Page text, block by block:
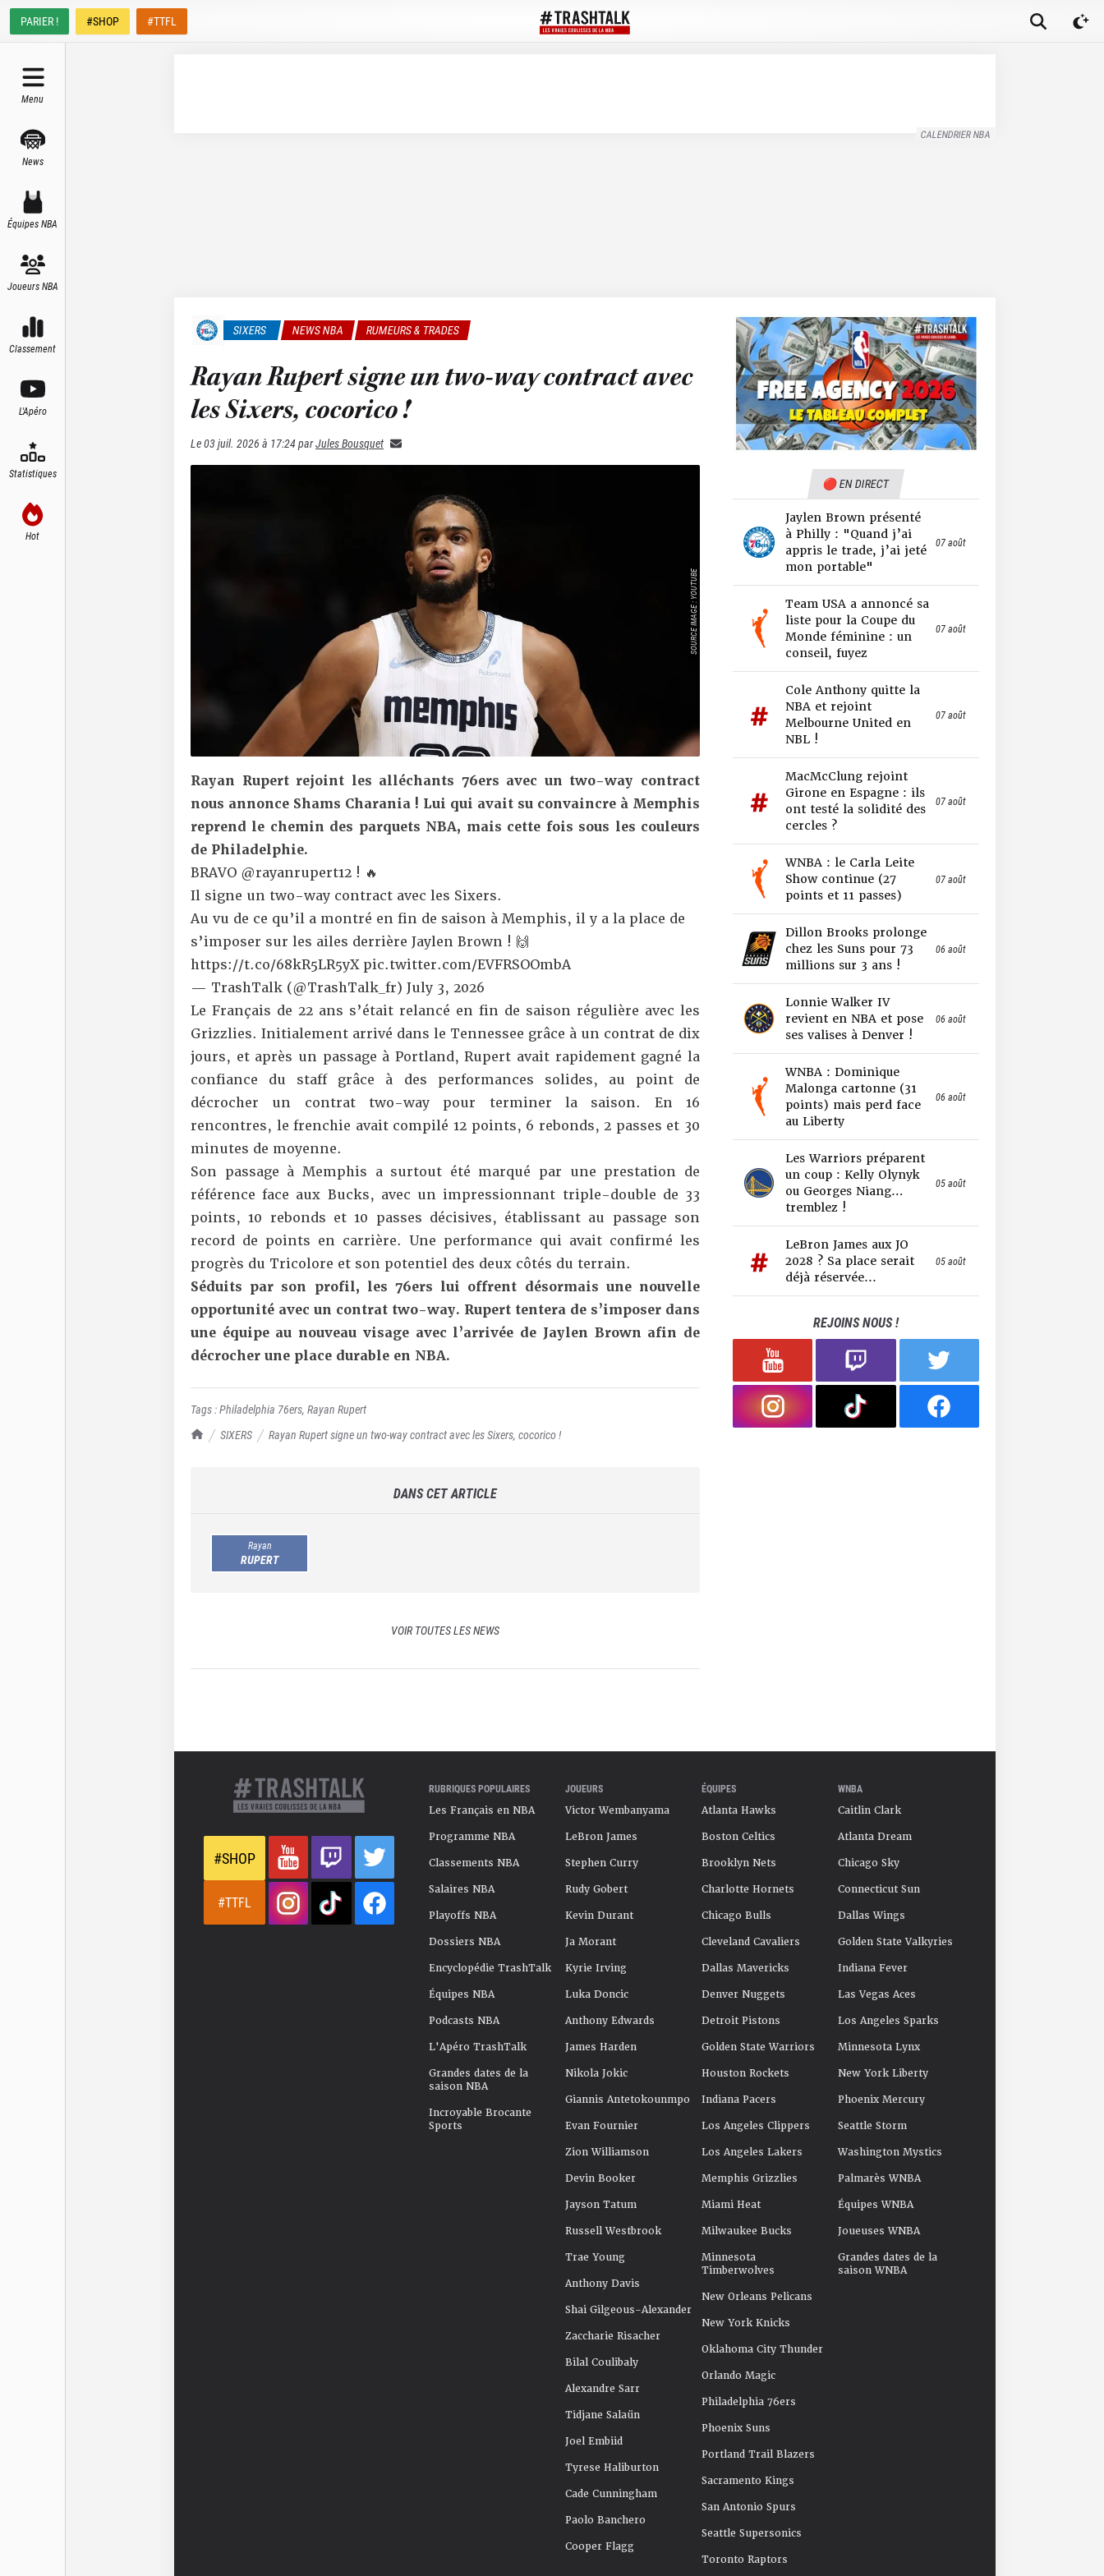
PARIER ! #SHOP #TTFL
Menu
News
Équipes NBA
Joueurs NBA
Classement
L'Apéro
Statistiques
Hot
CALENDRIER NBA
TrashTalk Actu NBA
SIXERS Rayan Rupert signe un two-way contract avec les Sixers, cocorico !
SIXERS NEWS NBA RUMEURS & TRADES
Rayan Rupert signe un two-way contract avec
les Sixers, cocorico !
Le03 juil. 2026 à 17:24parJules Bousquet
SOURCE IMAGE : YOUTUBE
Rayan Rupert rejoint les alléchants 76ers avec un two-way contract
nous annonce Shams Charania ! Lui qui avait su convaincre à Memphis
reprend le chemin des parquets NBA, mais cette fois sous les couleurs
de Philadelphie.
BRAVO @rayanrupert12 ! 🔥
Il signe un two-way contract avec les Sixers.
Au vu de ce qu’il a montré en fin de saison à Memphis, il y a la place de
s’imposer sur les ailes derrière Jaylen Brown ! 🙌
https://t.co/68kR5LR5yX pic.twitter.com/EVFRSOOmbA
— TrashTalk (@TrashTalk_fr) July 3, 2026
Le Français de 22 ans s’était relancé en fin de saison régulière avec les
Grizzlies. Initialement arrivé dans le Tennessee grâce à un contrat de dix
jours, et après un passage à Portland, Rupert avait rapidement gagné la
confiance du staff grâce à des performances solides, au point de
décrocher un contrat two-way pour terminer la saison. En 16
rencontres, le frenchie avait compilé 12 points, 6 rebonds, 2 passes et 30
minutes de moyenne.
Son passage à Memphis a surtout été marqué par une prestation de
référence face aux Bucks, avec un impressionnant triple-double de 33
points, 10 rebonds et 10 passes décisives, établissant au passage son
record de points en carrière. Une performance qui avait confirmé les
progrès du Tricolore et son potentiel des deux côtés du terrain.
Séduits par son profil, les 76ers lui offrent désormais une nouvelle
opportunité avec un contrat two-way. Rupert tentera de s’imposer dans
une équipe au nouveau visage avec l’arrivée de Jaylen Brown afin de
décrocher une place durable en NBA.
Tags :Philadelphia 76ers, Rayan Rupert
DANS CET ARTICLE
Rayan
RUPERT
VOIR TOUTES LES NEWS
🔴 EN DIRECT
Jaylen Brown présenté
à Philly : "Quand j’ai
appris le trade, j’ai jeté
mon portable"
07 août
Team USA a annoncé sa
liste pour la Coupe du
Monde féminine : un
conseil, fuyez
07 août
Cole Anthony quitte la
NBA et rejoint
Melbourne United en
NBL !
07 août
MacMcClung rejoint
Girone en Espagne : ils
ont testé la solidité des
cercles ?
07 août
WNBA : le Carla Leite
Show continue (27
points et 11 passes)
07 août
Dillon Brooks prolonge
chez les Suns pour 73
millions sur 3 ans !
06 août
Lonnie Walker IV
revient en NBA et pose
ses valises à Denver !
06 août
WNBA : Dominique
Malonga cartonne (31
points) mais perd face
au Liberty
06 août
Les Warriors préparent
un coup : Kelly Olynyk
ou Georges Niang…
tremblez !
05 août
LeBron James aux JO
2028 ? Sa place serait
déjà réservée...
05 août
REJOINS NOUS !
#SHOP
#TTFL
RUBRIQUES POPULAIRES
Les Français en NBA
Programme NBA
Classements NBA
Salaires NBA
Playoffs NBA
Dossiers NBA
Encyclopédie TrashTalk
Équipes NBA
Podcasts NBA
L'Apéro TrashTalk
Grandes dates de la
saison NBA
Incroyable Brocante
Sports
JOUEURS
Victor Wembanyama
LeBron James
Stephen Curry
Rudy Gobert
Kevin Durant
Ja Morant
Kyrie Irving
Luka Doncic
Anthony Edwards
James Harden
Nikola Jokic
Giannis Antetokounmpo
Evan Fournier
Zion Williamson
Devin Booker
Jayson Tatum
Russell Westbrook
Trae Young
Anthony Davis
Shai Gilgeous-Alexander
Zaccharie Risacher
Bilal Coulibaly
Alexandre Sarr
Tidjane Salaün
Joel Embiid
Tyrese Haliburton
Cade Cunningham
Paolo Banchero
Cooper Flagg
ÉQUIPES
Atlanta Hawks
Boston Celtics
Brooklyn Nets
Charlotte Hornets
Chicago Bulls
Cleveland Cavaliers
Dallas Mavericks
Denver Nuggets
Detroit Pistons
Golden State Warriors
Houston Rockets
Indiana Pacers
Los Angeles Clippers
Los Angeles Lakers
Memphis Grizzlies
Miami Heat
Milwaukee Bucks
Minnesota
Timberwolves
New Orleans Pelicans
New York Knicks
Oklahoma City Thunder
Orlando Magic
Philadelphia 76ers
Phoenix Suns
Portland Trail Blazers
Sacramento Kings
San Antonio Spurs
Seattle Supersonics
Toronto Raptors
WNBA
Caitlin Clark
Atlanta Dream
Chicago Sky
Connecticut Sun
Dallas Wings
Golden State Valkyries
Indiana Fever
Las Vegas Aces
Los Angeles Sparks
Minnesota Lynx
New York Liberty
Phoenix Mercury
Seattle Storm
Washington Mystics
Palmarès WNBA
Équipes WNBA
Joueuses WNBA
Grandes dates de la
saison WNBA